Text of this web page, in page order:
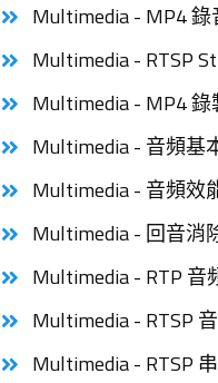
Multimedia - MP4 錄
Multimedia - RTSP
Multimedia - MP4
Multimedia - 音頻基
Multimedia - 音頻效
Multimedia - 回音消
Multimedia - RTP 音
Multimedia - RTSP
Multimedia - RTSP